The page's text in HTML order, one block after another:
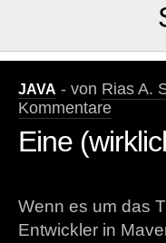
JAVA - von Rias A.
Kommentare
Eine
Wenn es um das
Entwickler in